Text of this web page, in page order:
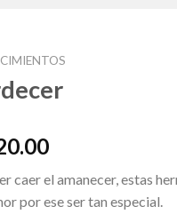
caer el amanecer, estas
por ese ser tan especial.